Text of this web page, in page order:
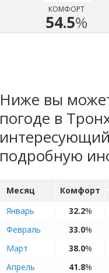
КОМФОРТ
54.5%
Ниже вы
погоде в
подробную
Месяц
Комфорт
Январь
32.2%
Февраль
33.0%
Март
38.0%
Апрель
41.8%